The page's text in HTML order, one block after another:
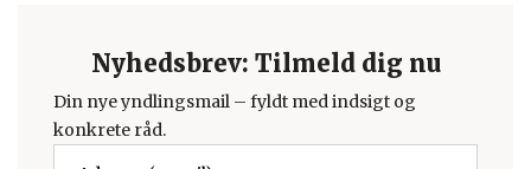
Nyhedsbrev: Tilmeld dig nu
Din nye yndlingsmail – fyldt med indsigt og
konkrete råd.